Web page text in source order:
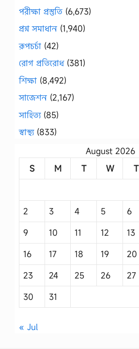
পরীক্ষা প্রস্তুতি (6,673)
প্রশ্ন সমাধান (1,940)
রূপচর্চা (42)
রোগ প্রতিরোধ(381)
শিক্ষা (8,492)
সাজেশন (2,167)
সাহিত্য(85)
স্বাস্থ্য(833)
August 2026
S
M T W T
2
3 4 5 6
9
10 11 12 13
16
17 18 19 20
23
24 25 26 27
30
31
« Jul